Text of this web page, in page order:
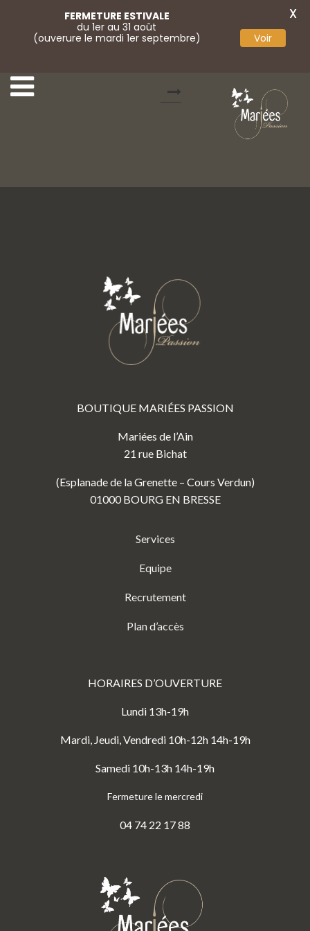
BOUTIQUE MARIÉES PASSION
Mariées de l’Ain
21 rue Bichat
(Esplanade de la Grenette – Cours Verdun)
01000 BOURG EN BRESSE
Services
Equipe
Recrutement
Plan d’accès
HORAIRES D’OUVERTURE
Lundi 13h-19h
Mardi, Jeudi, Vendredi 10h-12h 14h-19h
Samedi 10h-13h 14h-19h
Fermeture le mercredi
04 74 22 17 88
FERMETURE ESTIVALE
du 1er au 31 août
(ouverure le mardi 1er septembre)
Voir
X